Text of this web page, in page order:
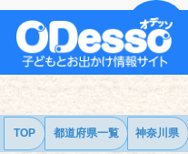
TOP 都道府県一覧 神奈川県